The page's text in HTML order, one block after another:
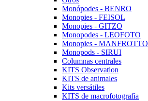
Monópodes - BENRO
Monopies - FEISOL
Monopies - GITZO
Monopodes - LEOFOTO
Monopies - MANFROTTO
Monopods - SIRUI
Columnas centrales
KITS Observation
KITS de animales
Kits versátiles
KITS de macrofotografía